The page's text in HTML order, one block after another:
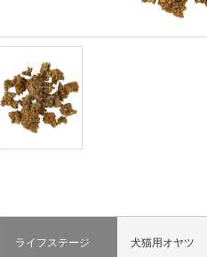
ライフステージ 犬猫用オヤツ